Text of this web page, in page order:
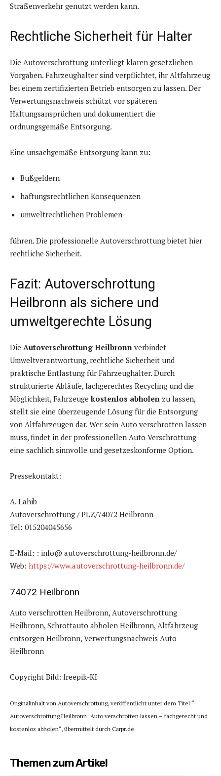
Straßenverkehr genutzt werden kann.
Rechtliche Sicherheit für Halter
Die Autoverschrottung unterliegt klaren gesetzlichen
Vorgaben. Fahrzeughalter sind verpflichtet, ihr Altfahrzeug
bei einem zertifizierten Betrieb entsorgen zu lassen. Der
Verwertungsnachweis schützt vor späteren
Haftungsansprüchen und dokumentiert die
ordnungsgemäße Entsorgung.
Eine unsachgemäße Entsorgung kann zu:
Bußgeldern
haftungsrechtlichen Konsequenzen
umweltrechtlichen Problemen
führen. Die professionelle Autoverschrottung bietet hier
rechtliche Sicherheit.
Fazit: Autoverschrottung
Heilbronn als sichere und
umweltgerechte Lösung
Die Autoverschrottung Heilbronn verbindet
Umweltverantwortung, rechtliche Sicherheit und
praktische Entlastung für Fahrzeughalter. Durch
strukturierte Abläufe, fachgerechtes Recycling und die
Möglichkeit, Fahrzeuge kostenlos abholen zu lassen,
stellt sie eine überzeugende Lösung für die Entsorgung
von Altfahrzeugen dar. Wer sein Auto verschrotten lassen
muss, findet in der professionellen Auto Verschrottung
eine sachlich sinnvolle und gesetzeskonforme Option.
Pressekontakt:
A. Lahib
Autoverschrottung / PLZ/74072 Heilbronn
Tel: 015204045656
E-Mail: : info@ autoverschrottung-heilbronn.de/
Web: https://www.autoverschrottung-heilbronn.de/
74072 Heilbronn
Auto verschrotten Heilbronn, Autoverschrottung
Heilbronn, Schrottauto abholen Heilbronn, Altfahrzeug
entsorgen Heilbronn, Verwertungsnachweis Auto
Heilbronn
Copyright Bild: freepik-KI
Originalinhalt von Autoverschrottung, veröffentlicht unter dem Titel “
Autoverschrottung Heilbronn: Auto verschrotten lassen – fachgerecht und
kostenlos abholen“, übermittelt durch Carpr.de
Themen zum Artikel